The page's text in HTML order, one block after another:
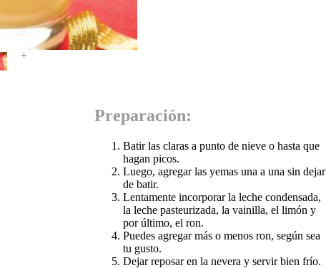
+
Preparación:
Batir las claras a punto de nieve o hasta que
hagan picos.
Luego, agregar las yemas una a una sin dejar
de batir.
Lentamente incorporar la leche condensada,
la leche pasteurizada, la vainilla, el limón y
por último, el ron.
Puedes agregar más o menos ron, según sea
tu gusto.
Dejar reposar en la nevera y servir bien frío.